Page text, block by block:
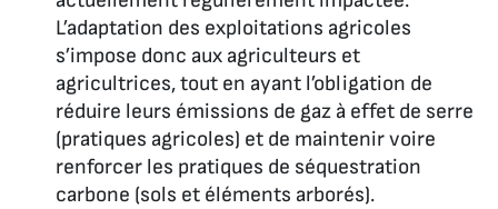
L’adaptation des exploitations agricoles
s’impose donc aux agriculteurs et
agricultrices, tout en ayant l’obligation de
réduire leurs émissions de gaz à effet de serre
(pratiques agricoles) et de maintenir voire
renforcer les pratiques de séquestration
carbone (sols et éléments arborés).